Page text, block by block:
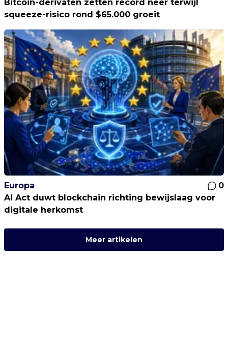
Bitcoin-derivaten zetten record neer terwijl
squeeze-risico rond $65.000 groeit
Europa
0
AI Act duwt blockchain richting bewijslaag voor
digitale herkomst
Meer artikelen